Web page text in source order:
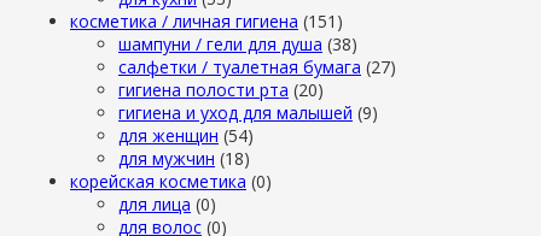
косметика / личная гигиена (151)
шампуни / гели для душа (38)
салфетки / туалетная бумага (27)
гигиена полости рта (20)
гигиена и уход для малышей (9)
для женщин (54)
для мужчин (18)
корейская косметика (0)
для лица (0)
для волос (0)